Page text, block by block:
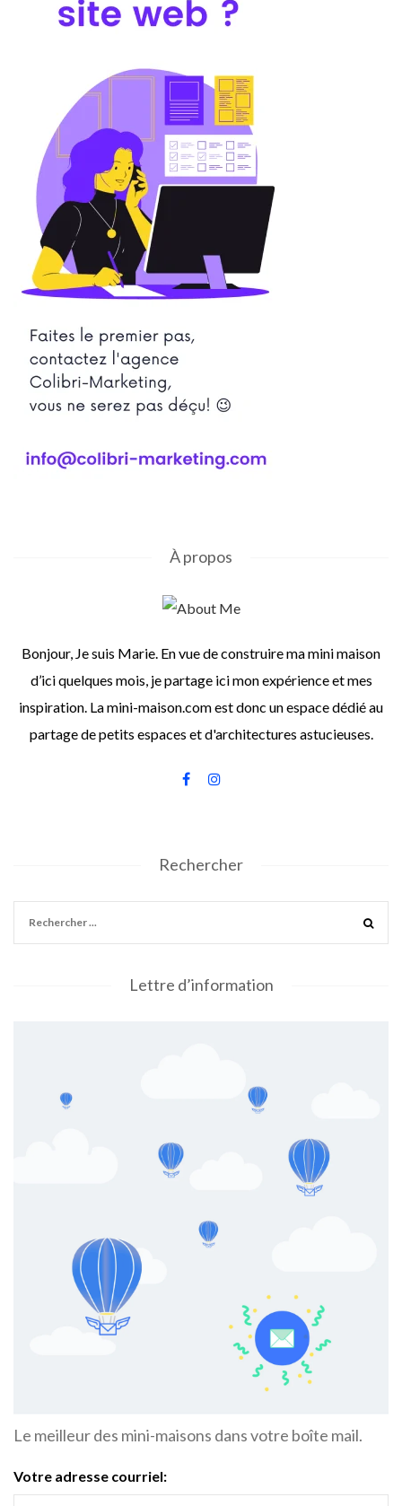
À propos
Bonjour, Je suis Marie. En vue de construire ma mini maison
d’ici quelques mois, je partage ici mon expérience et mes
inspiration. La mini-maison.com est donc un espace dédié au
partage de petits espaces et d'architectures astucieuses.
Rechercher
Lettre d’information
Le meilleur des mini-maisons dans votre boîte mail.
Votre adresse courriel: